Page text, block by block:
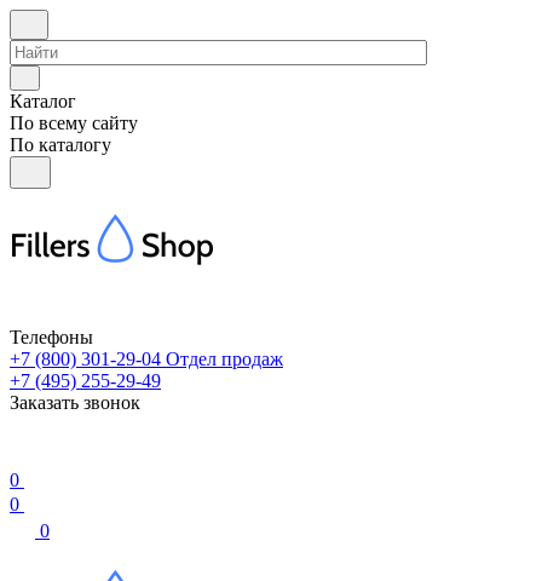
Каталог
По всему сайту
По каталогу
Телефоны
+7 (800) 301-29-04 Отдел продаж
+7 (495) 255-29-49
Заказать звонок
0
0
0